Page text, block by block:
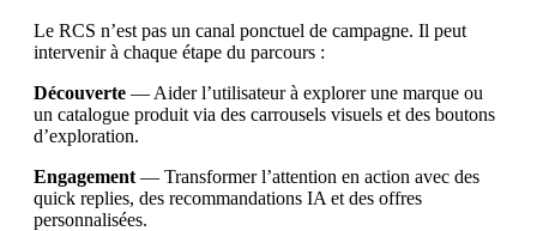
Le RCS n’est pas un canal ponctuel de campagne. Il peut
intervenir à chaque étape du parcours :
Découverte — Aider l’utilisateur à explorer une marque ou
un catalogue produit via des carrousels visuels et des boutons
d’exploration.
Engagement — Transformer l’attention en action avec des
quick replies, des recommandations IA et des offres
personnalisées.